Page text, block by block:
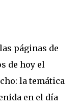
páginas de
de hoy el
la temática
en el día